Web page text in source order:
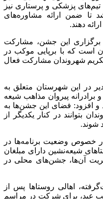
پزشکی و پرستاری نیز
تا ضمن ارائه مشاوره‌های
دهند.
برگزاری این جشن، مشارکت
که با برپایی موکب در
تکریم شهروندان مشارکت فعال
در این شهرستان متعلق به
پیروان مذاهب شیعه
و افزود: فضای این جشن‌ها به
بتوانند در کنار یکدیگر از
شوند.
در خصوص وضعیت برنامه‌ها در
شیعه‌نشین دارای مبلغان
آن‌ها، جشن‌های محلی در
اهالی روستاها پس از
عید، برای شرکت در مراسم